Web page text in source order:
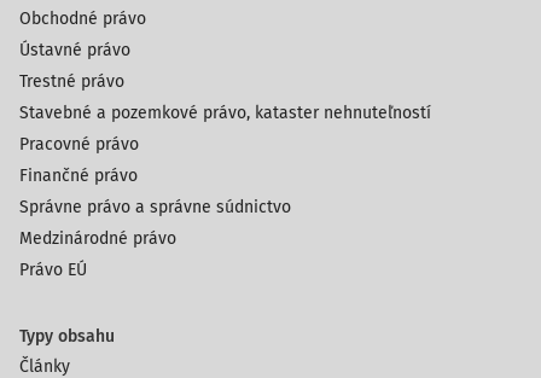
Obchodné právo
Ústavné právo
Trestné právo
Stavebné a pozemkové právo, kataster nehnuteľností
Pracovné právo
Finančné právo
Správne právo a správne súdnictvo
Medzinárodné právo
Právo EÚ
Typy obsahu
Články